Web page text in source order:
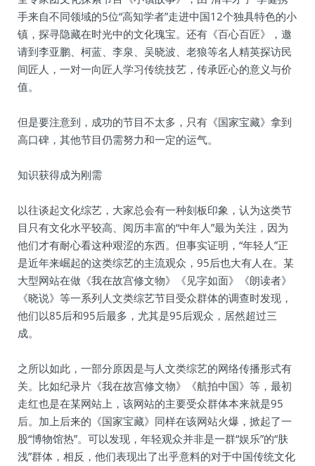
手来自不同领域的5位“高知学者”走进中国12个独具特色的小
镇，探寻隐藏在时光中的文化瑰宝。还有《百心百匠》，邀
请到李亚鹏、柯蓝、李泉、吴晓波、老狼等名人精英探访民
间匠人，一对一向匠人学习传统技艺，传承匠心的意义与价
值。
但是要注意到，成功的节目不太多，只有《国家宝藏》拿到
高口碑，其他节目仍需努力和一定的运气。
知识获得成为刚需
以往谈起文化综艺，大家总会有一种刻板印象，认为这类节
目只有文化水平较高、阅历丰富的“中年人”最为关注，因为
他们才有耐心看这种艰涩的东西。但事实证明，“年轻人”正
是近年来崛起的这类综艺的主流观众，95后也大有人在。某
大型网站在做《我在故宫修文物》《见字如面》《朗读者》
《晓说》等一系列人文类综艺节目受众群体的调查时发现，
他们以85后和95后最多，尤其是95后观众，居然超过三
成。
之所以如此，一部分原因是与人文类综艺的网络传播形式有
关。比如纪录片《我在故宫修文物》《航拍中国》等，最初
走红也是在某网站上，该网站的主要受众群体本来就是95
后。加上后来的《国家宝藏》同样在该网站火爆，掀起了一
股“博物馆热”。可以发现，年轻观众并非是一群“娱乐”的“肤
浅”群体，相反，他们表现出了出乎意料的对于中国传统文化